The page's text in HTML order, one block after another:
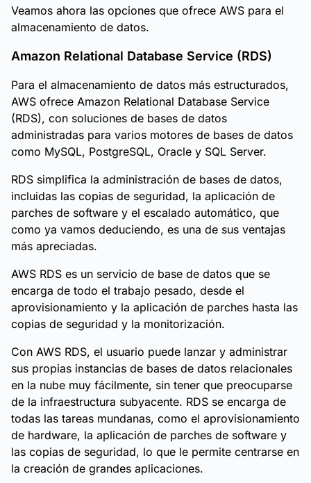
Veamos ahora las opciones que ofrece AWS para el
almacenamiento de datos.
Amazon Relational Database Service (RDS)
Para el almacenamiento de datos más estructurados,
AWS ofrece Amazon Relational Database Service
(RDS), con soluciones de bases de datos
administradas para varios motores de bases de datos
como MySQL, PostgreSQL, Oracle y SQL Server.
RDS simplifica la administración de bases de datos,
incluidas las copias de seguridad, la aplicación de
parches de software y el escalado automático, que
como ya vamos deduciendo, es una de sus ventajas
más apreciadas.
AWS RDS es un servicio de base de datos que se
encarga de todo el trabajo pesado, desde el
aprovisionamiento y la aplicación de parches hasta las
copias de seguridad y la monitorización.
Con AWS RDS, el usuario puede lanzar y administrar
sus propias instancias de bases de datos relacionales
en la nube muy fácilmente, sin tener que preocuparse
de la infraestructura subyacente. RDS se encarga de
todas las tareas mundanas, como el aprovisionamiento
de hardware, la aplicación de parches de software y
las copias de seguridad, lo que le permite centrarse en
la creación de grandes aplicaciones.